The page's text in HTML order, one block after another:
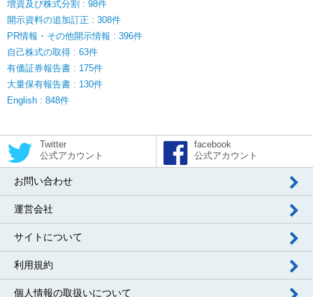
増資及び株式分割 : 98件
開示資料の追加訂正 : 308件
PR情報・その他開示情報 : 396件
自己株式の取得 : 63件
有価証券報告書 : 175件
大量保有報告書 : 130件
English : 848件
Twitter
公式アカウント
facebook
公式アカウント
お問い合わせ
運営会社
サイトについて
利用規約
個人情報の取扱いについて